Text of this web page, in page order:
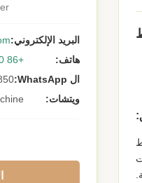
البريد الإلكتروني:
هاتف:
+86 15154222850
ال WhatsApp:
ويتشات: